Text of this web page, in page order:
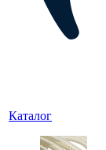
Каталог